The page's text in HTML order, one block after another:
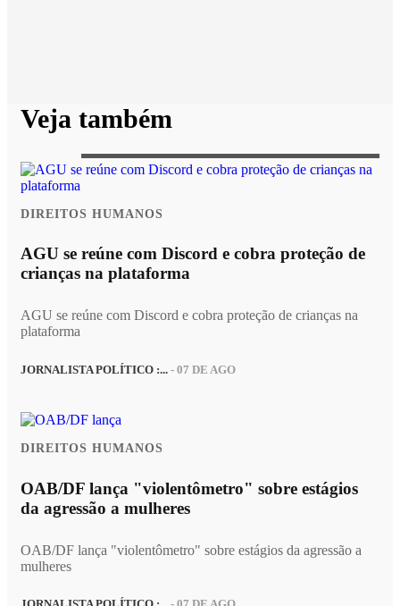
Veja também
DIREITOS HUMANOS
AGU se reúne com Discord e cobra proteção de
crianças na plataforma
AGU se reúne com Discord e cobra proteção de crianças na
plataforma
JORNALISTA POLÍTICO :... - 07 DE AGO
DIREITOS HUMANOS
OAB/DF lança "violentômetro" sobre estágios
da agressão a mulheres
OAB/DF lança "violentômetro" sobre estágios da agressão a
mulheres